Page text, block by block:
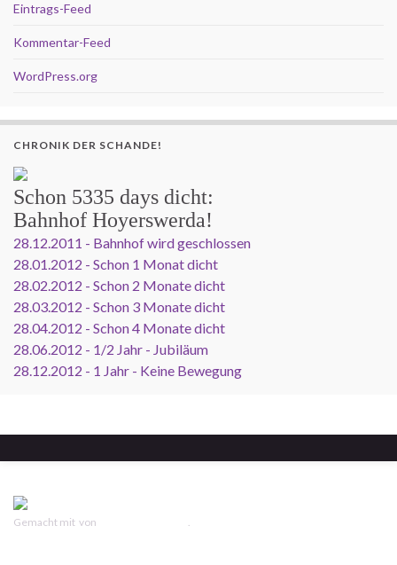
Eintrags-Feed
Kommentar-Feed
WordPress.org
CHRONIK DER SCHANDE!
Schon 5335 days dicht:
Bahnhof Hoyerswerda!
28.12.2011 - Bahnhof wird geschlossen
28.01.2012 - Schon 1 Monat dicht
28.02.2012 - Schon 2 Monate dicht
28.03.2012 - Schon 3 Monate dicht
28.04.2012 - Schon 4 Monate dicht
28.06.2012 - 1/2 Jahr - Jubiläum
28.12.2012 - 1 Jahr - Keine Bewegung
Gemacht mit von .